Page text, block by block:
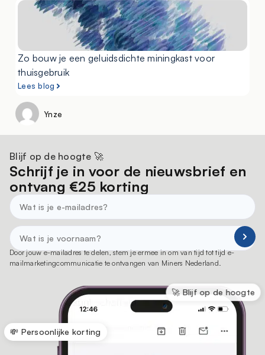
Zo bouw je een geluidsdichte miningkast voor
thuisgebruik
Lees blog
Ynze
Blijf op de hoogte 🚀
Schrijf je in voor de nieuwsbrief en
ontvang €25 korting
Door jouw e-mailadres te delen, stem je ermee in om van tijd tot tijd e-
mailmarketingcommunicatie te ontvangen van Miners Nederland.
💸 Persoonlijke korting
🚀 Blijf op de hoogte